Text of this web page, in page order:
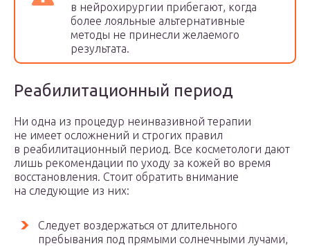
в нейрохирургии прибегают, когда
более лояльные альтернативные
методы не принесли желаемого
результата.
Реабилитационный период
Ни одна из процедур неинвазивной терапии
не имеет осложнений и строгих правил
в реабилитационный период. Все косметологи дают
лишь рекомендации по уходу за кожей во время
восстановления. Стоит обратить внимание
на следующие из них:
Следует воздержаться от длительного
пребывания под прямыми солнечными лучами,